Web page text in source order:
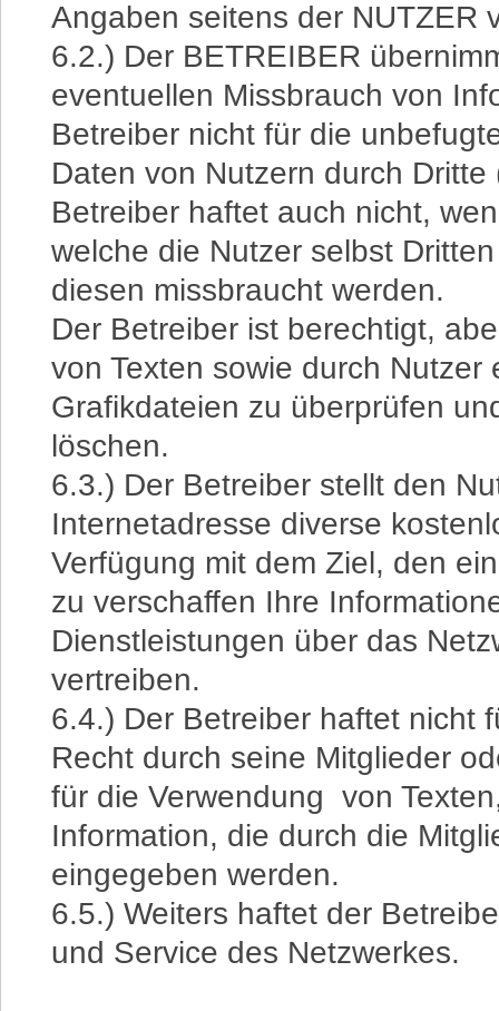
Angaben seitens der NUTZER
6.2.) Der BETREIBER
eventuellen Missbrauch von
Betreiber nicht für die
Daten von Nutzern durch
Betreiber haftet auch nicht,
welche die Nutzer selbst
diesen missbraucht werden.
Der Betreiber ist berechtigt,
von Texten sowie durch
Grafikdateien zu überprüfen
löschen.
6.3.) Der Betreiber stellt den
Internetadresse diverse
Verfügung mit dem Ziel, den
zu verschaffen Ihre
Dienstleistungen über das
vertreiben.
6.4.) Der Betreiber haftet nicht
Recht durch seine Mitglieder
für die Verwendung von
Information, die durch die
eingegeben werden.
6.5.) Weiters haftet der
und Service des Netzwerkes.